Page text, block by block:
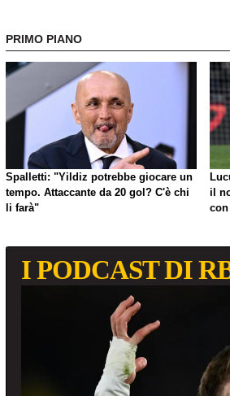
PRIMO PIANO
Spalletti: "Yildiz potrebbe giocare un
tempo. Attaccante da 20 gol? C'è chi
li farà"
il
I PODCAST DI